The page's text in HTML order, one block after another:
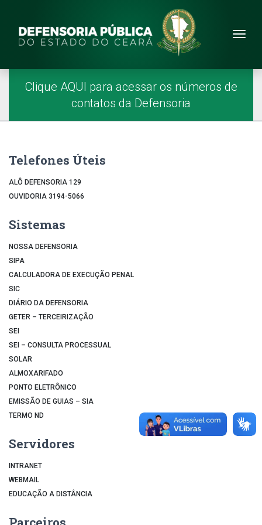
Site da Defensoria
Menu Principal
Página Inicial
Clique AQUI para acessar os números de
contatos da Defensoria
Telefones Úteis
ALÔ DEFENSORIA 129
OUVIDORIA 3194-5066
Sistemas
NOSSA DEFENSORIA
SIPA
CALCULADORA DE EXECUÇÃO PENAL
SIC
DIÁRIO DA DEFENSORIA
GETER – TERCEIRIZAÇÃO
SEI
SEI – CONSULTA PROCESSUAL
SOLAR
ALMOXARIFADO
PONTO ELETRÔNICO
EMISSÃO DE GUIAS – SIA
TERMO ND
Servidores
INTRANET
WEBMAIL
EDUCAÇÃO A DISTÂNCIA